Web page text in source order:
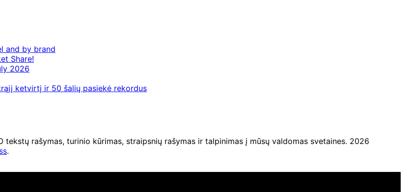
and by brand
Share!
2026
ketvirtį ir 50 šalių pasiekė rekordus
tekstų rašymas, turinio kūrimas, straipsnių rašymas ir talpinimas į mūsų valdomas svetaines. 2026
.